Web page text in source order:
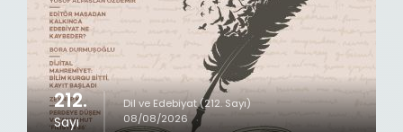
212.
Sayı
Dil ve Edebiyat (212. Sayı)
08/08/2026